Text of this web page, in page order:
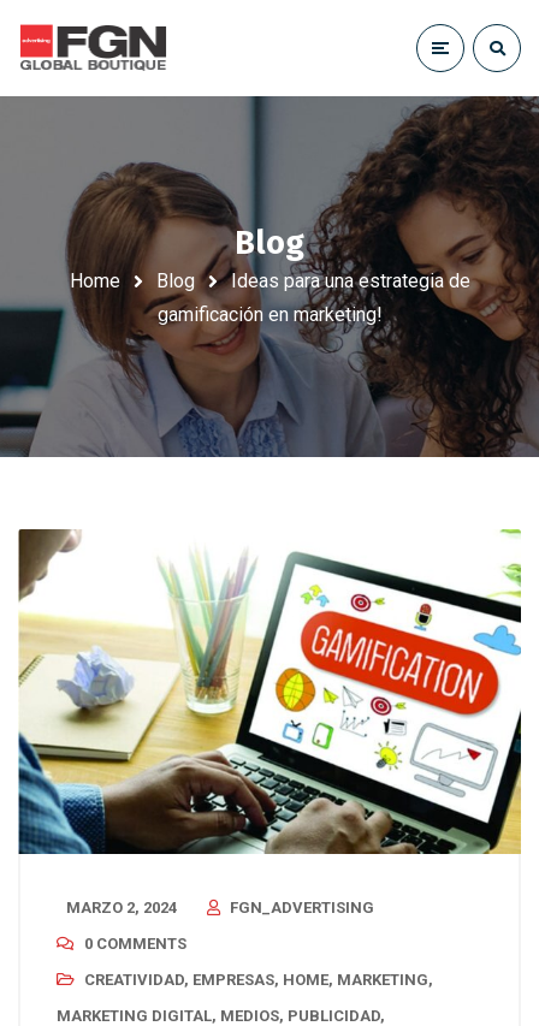
Blog
Home Blog
Ideas para una estrategia de
gamificación en marketing!
MARZO 2, 2024
FGN_ADVERTISING
0 COMMENTS
CREATIVIDAD, EMPRESAS, HOME, MARKETING,
MARKETING DIGITAL, MEDIOS, PUBLICIDAD,